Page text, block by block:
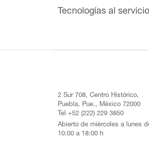
Tecnologías al
2 Sur 708, Centro Histórico,
Puebla, Pue., México 72000
Tel +52 (222) 229 3850
Abierto de miércoles a lunes
10:00 a 18:00 h